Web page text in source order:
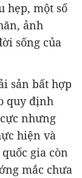
hẹp, một số
ảnh
sống của
sản bất hợp
quy định
nhưng
hiện và
gia còn
mắc chưa